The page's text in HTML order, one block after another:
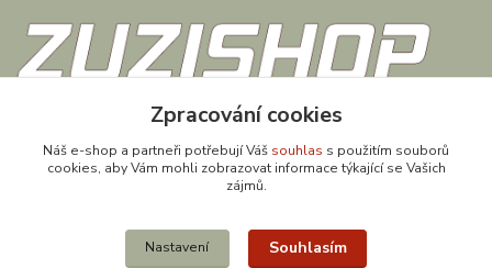
obchod@zuzishop.cz
Zpracování cookies
Náš e-shop a partneři potřebují Váš souhlas s použitím souborů
cookies, aby Vám mohli zobrazovat informace týkající se Vašich
zájmů.
Nastavení Souhlasím